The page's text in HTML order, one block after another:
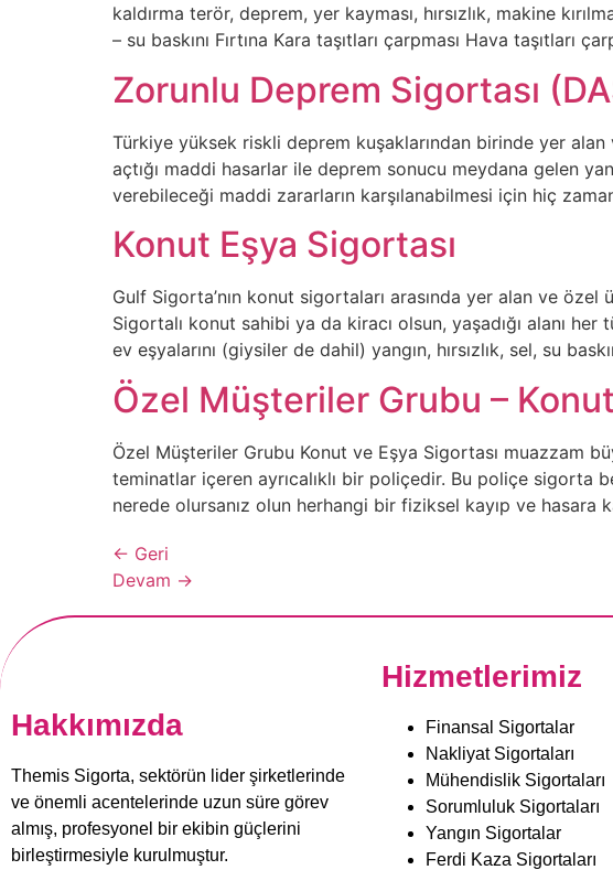
kaldırma terör, deprem, yer kayması, hırsızlık, makine
– su baskını Fırtına Kara taşıtları çarpması Hava taşıtları
Zorunlu Deprem Sigortası
Türkiye yüksek riskli deprem kuşaklarından birinde yer
açtığı maddi hasarlar ile deprem sonucu meydana gelen
verebileceği maddi zararların karşılanabilmesi için hiç
Konut Eşya Sigortası
Gulf Sigorta’nın konut sigortaları arasında yer alan ve
Sigortalı konut sahibi ya da kiracı olsun, yaşadığı alanı
ev eşyalarını (giysiler de dahil) yangın, hırsızlık, sel, su
Özel Müşteriler Grubu –
Özel Müşteriler Grubu Konut ve Eşya Sigortası muazzam
teminatlar içeren ayrıcalıklı bir poliçedir. Bu poliçe sigorta
nerede olursanız olun herhangi bir fiziksel kayıp ve hasara
← Geri
Devam →
Hakkımızda
Themis Sigorta, sektörün lider şirketlerinde
ve önemli acentelerinde uzun süre görev
almış, profesyonel bir ekibin güçlerini
birleştirmesiyle kurulmuştur.
Hizmetlerimiz
Finansal Sigortalar
Nakliyat Sigortaları
Mühendislik Sigortaları
Sorumluluk Sigortaları
Yangın Sigortalar
Ferdi Kaza Sigortaları